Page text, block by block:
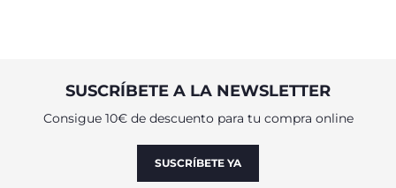
SUSCRÍBETE A LA NEWSLETTER
Consigue 10€ de descuento para tu compra online
SUSCRÍBETE YA